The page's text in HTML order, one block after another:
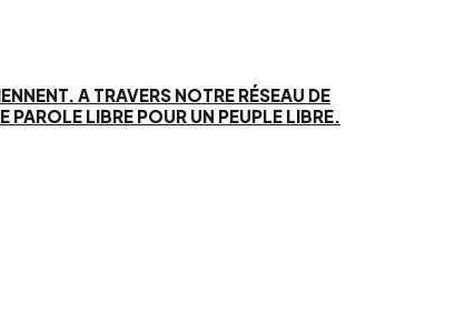
A TRAVERS NOTRE RÉSEAU DE
LIBRE POUR UN PEUPLE LIBRE.